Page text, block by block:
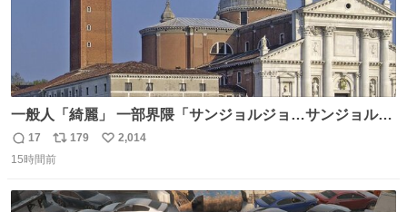
一般人「綺麗」 一部界隈「サンジョルジョ…サンジョルジ
ョマ…ジョルノジョバァーナ！！』
返
信
17
リ
ポ
ト
179
い
数
2,014
15時間前